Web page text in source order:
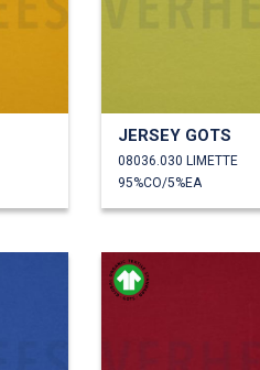
JERSEY GOTS
08036.030 LIMETTE
95%CO/5%EA